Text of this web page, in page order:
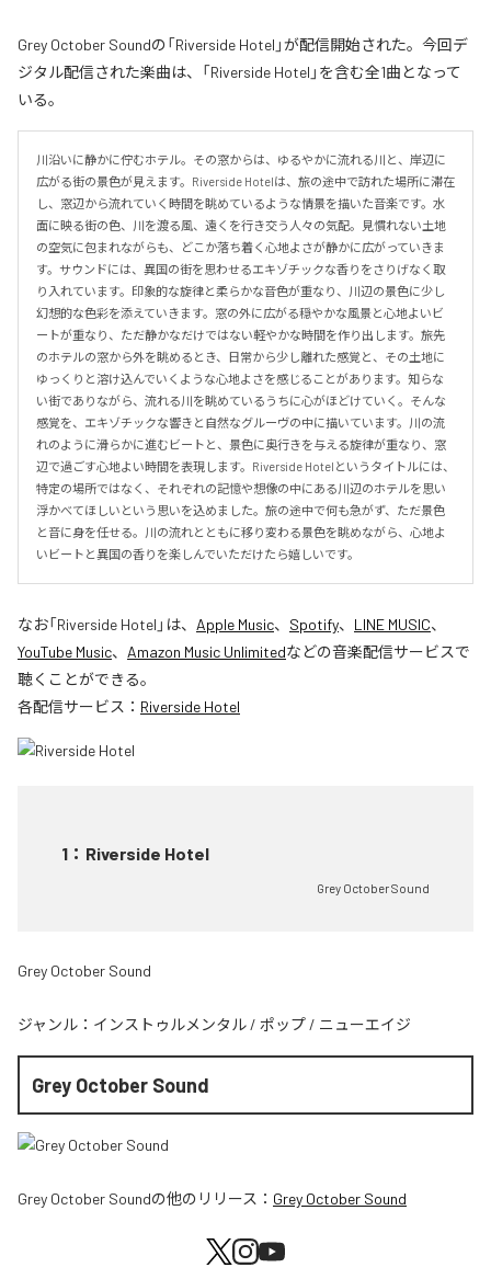
Grey October Soundの「Riverside Hotel」が配信開始された。今回デ
ジタル配信された楽曲は、「Riverside Hotel」を含む全1曲となって
いる。
川沿いに静かに佇むホテル。その窓からは、ゆるやかに流れる川と、岸辺に
広がる街の景色が見えます。Riverside Hotelは、旅の途中で訪れた場所に滞在
し、窓辺から流れていく時間を眺めているような情景を描いた音楽です。水
面に映る街の色、川を渡る風、遠くを行き交う人々の気配。見慣れない土地
の空気に包まれながらも、どこか落ち着く心地よさが静かに広がっていきま
す。サウンドには、異国の街を思わせるエキゾチックな香りをさりげなく取
り入れています。印象的な旋律と柔らかな音色が重なり、川辺の景色に少し
幻想的な色彩を添えていきます。窓の外に広がる穏やかな風景と心地よいビ
ートが重なり、ただ静かなだけではない軽やかな時間を作り出します。旅先
のホテルの窓から外を眺めるとき、日常から少し離れた感覚と、その土地に
ゆっくりと溶け込んでいくような心地よさを感じることがあります。知らな
い街でありながら、流れる川を眺めているうちに心がほどけていく。そんな
感覚を、エキゾチックな響きと自然なグルーヴの中に描いています。川の流
れのように滑らかに進むビートと、景色に奥行きを与える旋律が重なり、窓
辺で過ごす心地よい時間を表現します。Riverside Hotelというタイトルには、
特定の場所ではなく、それぞれの記憶や想像の中にある川辺のホテルを思い
浮かべてほしいという思いを込めました。旅の途中で何も急がず、ただ景色
と音に身を任せる。川の流れとともに移り変わる景色を眺めながら、心地よ
いビートと異国の香りを楽しんでいただけたら嬉しいです。
なお「Riverside Hotel 」は、 Apple Music、 Spotify、 LINE MUSIC、
YouTube Music、 Amazon Music Unlimitedなどの音楽配信サービスで
聴くことができる。
各配信サービス： Riverside Hotel
1 ： Riverside Hotel
Grey October Sound
Grey October Sound
ジャンル： インストゥルメンタル / ポップ / ニューエイジ
Grey October Sound
Grey October Soundの他のリリース： Grey October Sound